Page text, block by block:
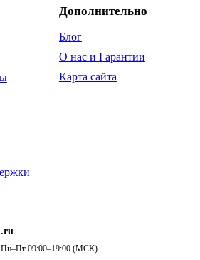
Дополнительно
Блог
О нас и Гарантии
Карта сайта
Пн–Пт 09:00–19:00 (МСК)